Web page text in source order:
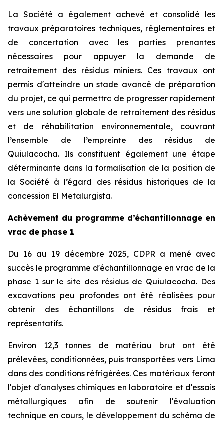
La Société a également achevé et consolidé les
travaux préparatoires techniques, réglementaires et
de concertation avec les parties prenantes
nécessaires pour appuyer la demande de
retraitement des résidus miniers. Ces travaux ont
permis d'atteindre un stade avancé de préparation
du projet, ce qui permettra de progresser rapidement
vers une solution globale de retraitement des résidus
et de réhabilitation environnementale, couvrant
l’ensemble de l’empreinte des résidus de
Quiulacocha. Ils constituent également une étape
déterminante dans la formalisation de la position de
la Société à l’égard des résidus historiques de la
concession El Metalurgista.
Achèvement du programme d’échantillonnage en
vrac de phase 1
Du 16 au 19 décembre 2025, CDPR a mené avec
succès le programme d'échantillonnage en vrac de la
phase 1 sur le site des résidus de Quiulacocha. Des
excavations peu profondes ont été réalisées pour
obtenir des échantillons de résidus frais et
représentatifs.
Environ 12,3 tonnes de matériau brut ont été
prélevées, conditionnées, puis transportées vers Lima
dans des conditions réfrigérées. Ces matériaux feront
l'objet d'analyses chimiques en laboratoire et d'essais
métallurgiques afin de soutenir l'évaluation
technique en cours, le développement du schéma de